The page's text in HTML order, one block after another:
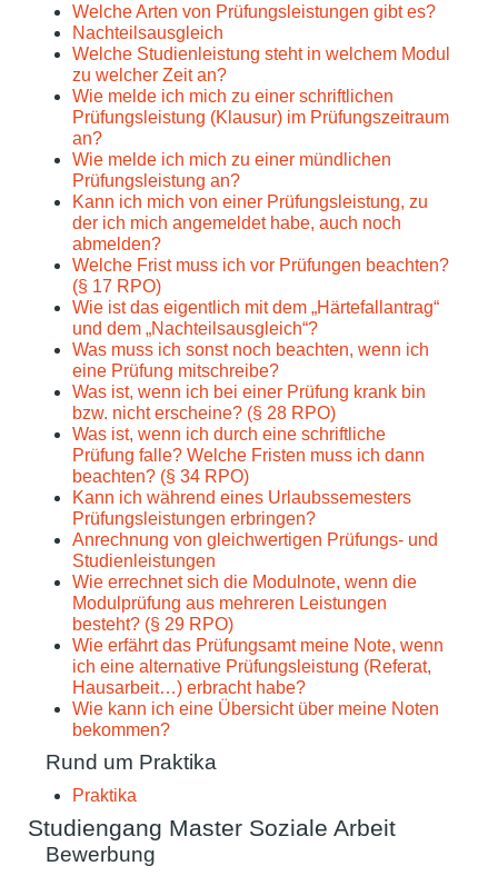
Welche Arten von Prüfungsleistungen gibt es?
Nachteilsausgleich
Welche Studienleistung steht in welchem Modul
zu welcher Zeit an?
Wie melde ich mich zu einer schriftlichen
Prüfungsleistung (Klausur) im Prüfungszeitraum
an?
Wie melde ich mich zu einer mündlichen
Prüfungsleistung an?
Kann ich mich von einer Prüfungsleistung, zu
der ich mich angemeldet habe, auch noch
abmelden?
Welche Frist muss ich vor Prüfungen beachten?
(§ 17 RPO)
Wie ist das eigentlich mit dem „Härtefallantrag“
und dem „Nachteilsausgleich“?
Was muss ich sonst noch beachten, wenn ich
eine Prüfung mitschreibe?
Was ist, wenn ich bei einer Prüfung krank bin
bzw. nicht erscheine? (§ 28 RPO)
Was ist, wenn ich durch eine schriftliche
Prüfung falle? Welche Fristen muss ich dann
beachten? (§ 34 RPO)
Kann ich während eines Urlaubssemesters
Prüfungsleistungen erbringen?
Anrechnung von gleichwertigen Prüfungs- und
Studienleistungen
Wie errechnet sich die Modulnote, wenn die
Modulprüfung aus mehreren Leistungen
besteht? (§ 29 RPO)
Wie erfährt das Prüfungsamt meine Note, wenn
ich eine alternative Prüfungsleistung (Referat,
Hausarbeit…) erbracht habe?
Wie kann ich eine Übersicht über meine Noten
bekommen?
Rund um Praktika
Praktika
Studiengang Master Soziale Arbeit
Bewerbung